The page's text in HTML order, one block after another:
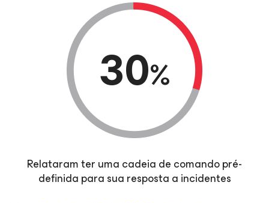
30%
Relataram ter uma cadeia de comando pré-
definida para sua resposta a incidentes